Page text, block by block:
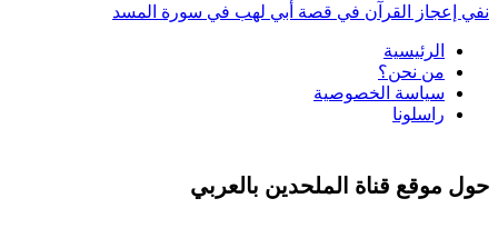
نفي إعجاز القرآن في قصة أبي لهب في سورة المسد
الرئيسية
من نحن؟
سياسة الخصوصية
راسلونا
حول موقع قناة الملحدين بالعربي